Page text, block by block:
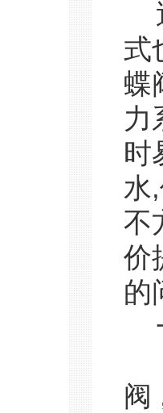
式
蝶
力
时
水
不
价
的
阀